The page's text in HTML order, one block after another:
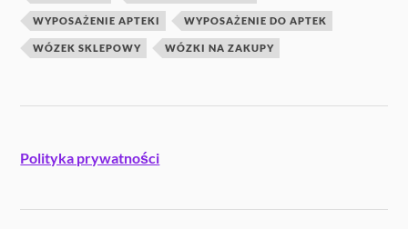
WYPOSAŻENIE APTEKI WYPOSAŻENIE DO APTEK
WÓZEK SKLEPOWY WÓZKI NA ZAKUPY
Polityka prywatności